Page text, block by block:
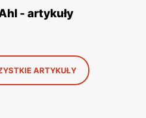
- artykuły
ARTYKUŁY